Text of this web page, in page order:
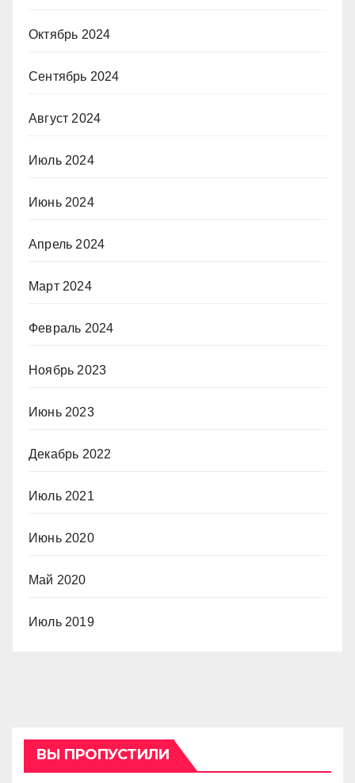
Октябрь 2024
Сентябрь 2024
Август 2024
Июль 2024
Июнь 2024
Апрель 2024
Март 2024
Февраль 2024
Ноябрь 2023
Июнь 2023
Декабрь 2022
Июль 2021
Июнь 2020
Май 2020
Июль 2019
ВЫ ПРОПУСТИЛИ